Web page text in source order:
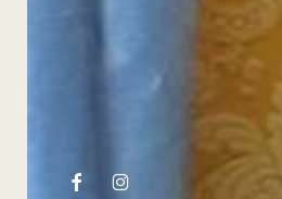
facebookinstagram